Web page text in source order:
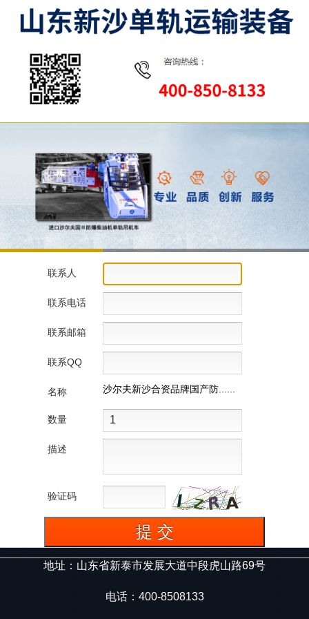
联系人
联系电话
联系邮箱
联系QQ
名称 沙尔夫新沙合资品牌国产防......
数量
描述
验证码
地址：山东省新泰市发展大道中段虎山路69号
电话：400-8508133